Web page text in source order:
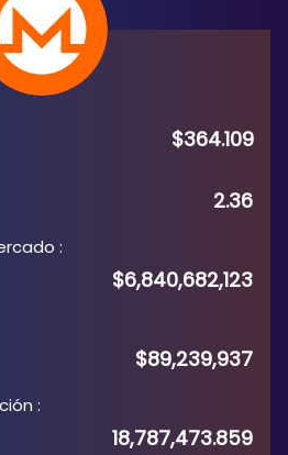
$364.109
2.36
:
$6,840,682,123
$89,239,937
:
18,787,473.859